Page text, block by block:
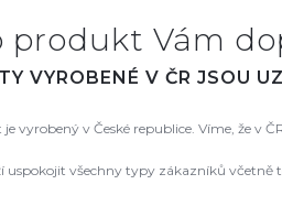
produkt Vám
VYROBENÉ V ČR JSOU
vyrobený v České republice. Víme, že v
uspokojit všechny typy zákazníků včetně